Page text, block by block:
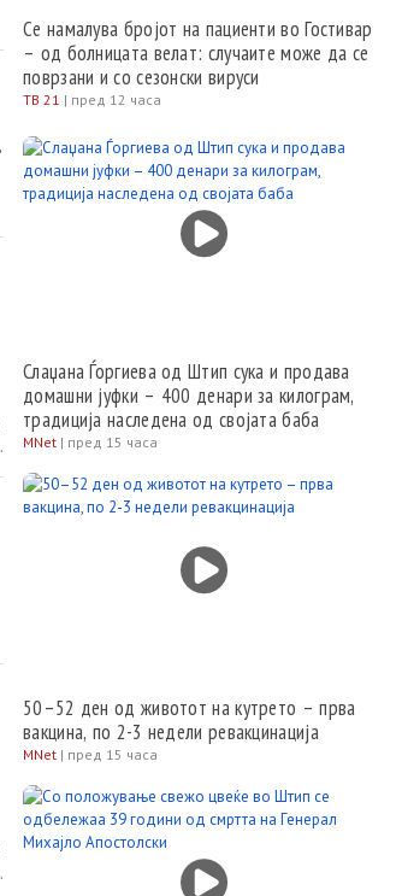
Се намалува бројот на пациенти во Гостивар
– од болницата велат: случаите може да се
поврзани и со сезонски вируси
ТВ 21 | пред 12 часа
Слаџана Ѓоргиева од Штип сука и продава
домашни јуфки – 400 денари за килограм,
традиција наследена од својата баба
MNet | пред 15 часа
50–52 ден од животот на кутрето – прва
вакцина, по 2-3 недели ревакцинација
MNet | пред 15 часа